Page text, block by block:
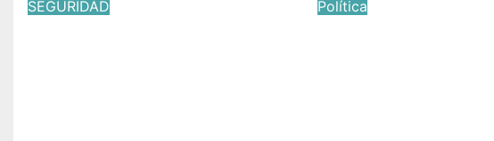
SEGURIDAD Política